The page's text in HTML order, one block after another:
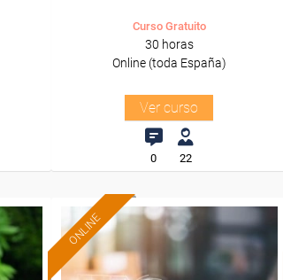
Curso Gratuito
30 horas
Online (toda España)
Ver curso
0 22
ONLINE
Formación 100%
subvencionada.